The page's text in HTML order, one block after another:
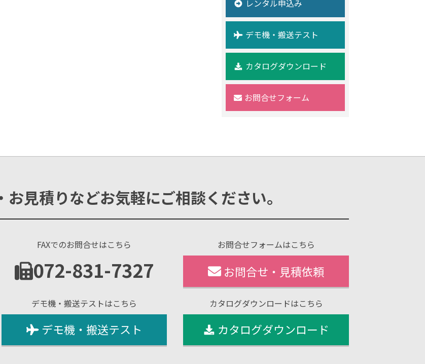
レンタル申込み
デモ機・搬送テスト
カタログダウンロード
お問合せフォーム
お見積りなどお気軽にご相談ください。
FAXでのお問合せはこちら
072-831-7327
お問合せフォームはこちら
お問合せ・見積依頼
デモ機・搬送テストはこちら
デモ機・搬送テスト
カタログダウンロードはこちら
カタログダウンロード